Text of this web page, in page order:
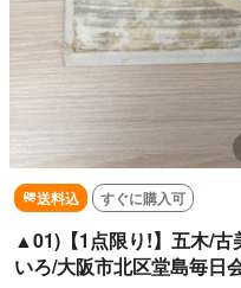
送料込 すぐに購入可
▲01)【1点限り!】五木/古
いろ/大阪市北区堂島毎日